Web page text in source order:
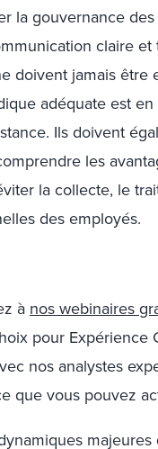
la gouvernance
claire et
doivent jamais être
adéquate est
Ils doivent
les
la collecte, le
des employés.
à nos webinaires
pour Expérience
nos analystes
que vous pouvez